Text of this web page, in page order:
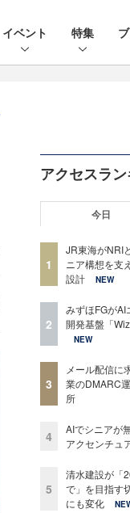
イベント 特集
アクセスラ
今日
1
JR東海がNRI
ニア構想を支
設計
NEW
2
みずほFGがAI
開発基盤「
NEW
3
メール配信に
業のDMARC
所
4
AIでシニアが
アクセンチュ
5
清水建設が「
で」を目指す
にも変化